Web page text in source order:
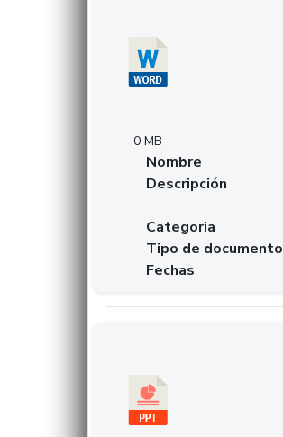
0 MB
Nombre
Descripción
Categoria
Tipo de documento
Fechas